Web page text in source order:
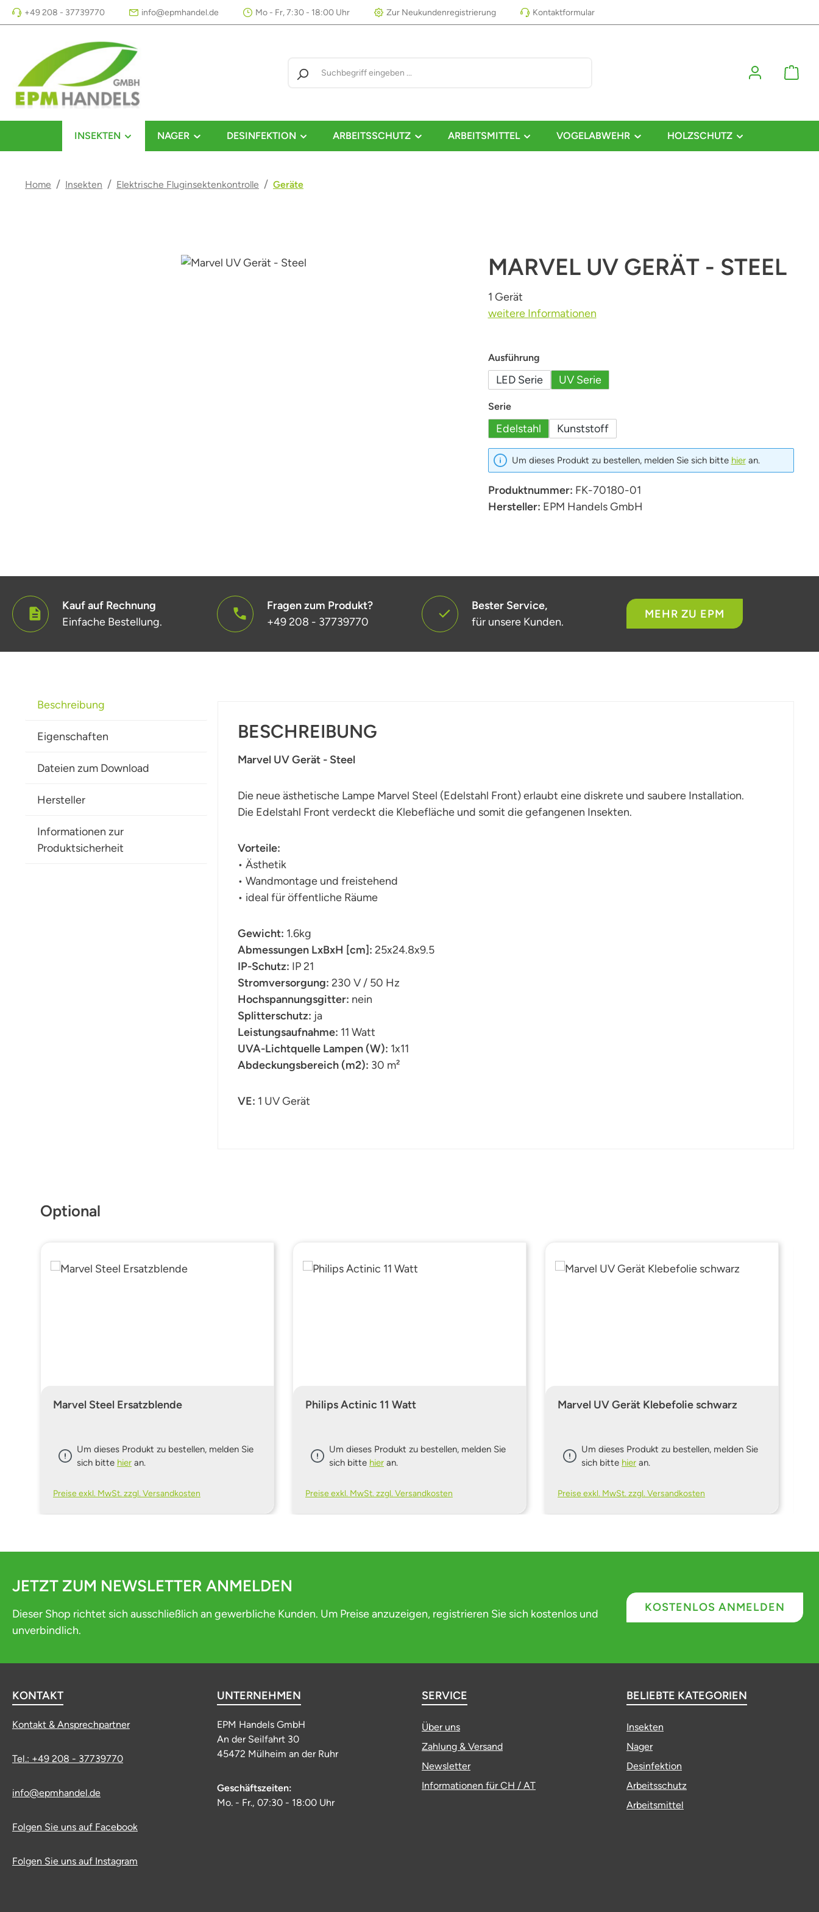
Hauptinhalt springen
Zur Suche springen
Zur Hauptnavigation springen
+49 208 - 37739770 info@epmhandel.de Mo - Fr, 7:30 - 18:00 Uhr Zur Neukundenregistrierung Kontaktformular
INSEKTEN NAGER DESINFEKTION ARBEITSSCHUTZ ARBEITSMITTEL VOGELABWEHR HOLZSCHUTZ
Home / Insekten / Elektrische Fluginsektenkontrolle / Geräte
MARVEL UV GERÄT - STEEL
1 Gerät
weitere Informationen
Ausführungauswählen
LED Serie UV Serie
Serieauswählen
Edelstahl Kunststoff
Um dieses Produkt zu bestellen, melden Sie sich bitte hieran.
Produktnummer: FK-70180-01
Hersteller: EPM Handels GmbH
Kauf auf Rechnung
Einfache Bestellung.
Fragen zum Produkt?
+49 208 - 37739770
Bester Service,
für unsere Kunden.
MEHR ZU EPM
Beschreibung
Eigenschaften
Dateien zum Download
Hersteller
Informationen zur
Produktsicherheit
BESCHREIBUNG
Marvel UV Gerät - Steel
Die neue ästhetische Lampe Marvel Steel (Edelstahl Front) erlaubt eine diskrete und saubere Installation.
Die Edelstahl Front verdeckt die Klebefläche und somit die gefangenen Insekten.
Vorteile:
• Ästhetik
• Wandmontage und freistehend
• ideal für öffentliche Räume
Gewicht: 1.6kg
Abmessungen LxBxH [cm]: 25x24.8x9.5
IP-Schutz: IP 21
Stromversorgung: 230 V / 50 Hz
Hochspannungsgitter: nein
Splitterschutz: ja
Leistungsaufnahme: 11 Watt
UVA-Lichtquelle Lampen (W): 1x11
Abdeckungsbereich (m2): 30 m²
VE: 1 UV Gerät
Produktgalerie überspringen
Optional
Marvel Steel Ersatzblende
Um dieses Produkt zu bestellen, melden Sie
sich bitte hier an.
Preise exkl. MwSt. zzgl. Versandkosten
Philips Actinic 11 Watt
Um dieses Produkt zu bestellen, melden Sie
sich bitte hier an.
Preise exkl. MwSt. zzgl. Versandkosten
Marvel UV Gerät Klebefolie schwarz
Um dieses Produkt zu bestellen, melden Sie
sich bitte hier an.
Preise exkl. MwSt. zzgl. Versandkosten
JETZT ZUM NEWSLETTER ANMELDEN
Dieser Shop richtet sich ausschließlich an gewerbliche Kunden. Um Preise anzuzeigen, registrieren Sie sich kostenlos und
unverbindlich.
KOSTENLOS ANMELDEN
KONTAKT
Kontakt & Ansprechpartner
Tel.: +49 208 - 37739770
info@epmhandel.de
Folgen Sie uns auf Facebook
Folgen Sie uns auf Instagram
UNTERNEHMEN
EPM Handels GmbH
An der Seilfahrt 30
45472 Mülheim an der Ruhr
Geschäftszeiten:
Mo. - Fr., 07:30 - 18:00 Uhr
SERVICE
Über uns
Zahlung & Versand
Newsletter
Informationen für CH / AT
BELIEBTE KATEGORIEN
Insekten
Nager
Desinfektion
Arbeitsschutz
Arbeitsmittel